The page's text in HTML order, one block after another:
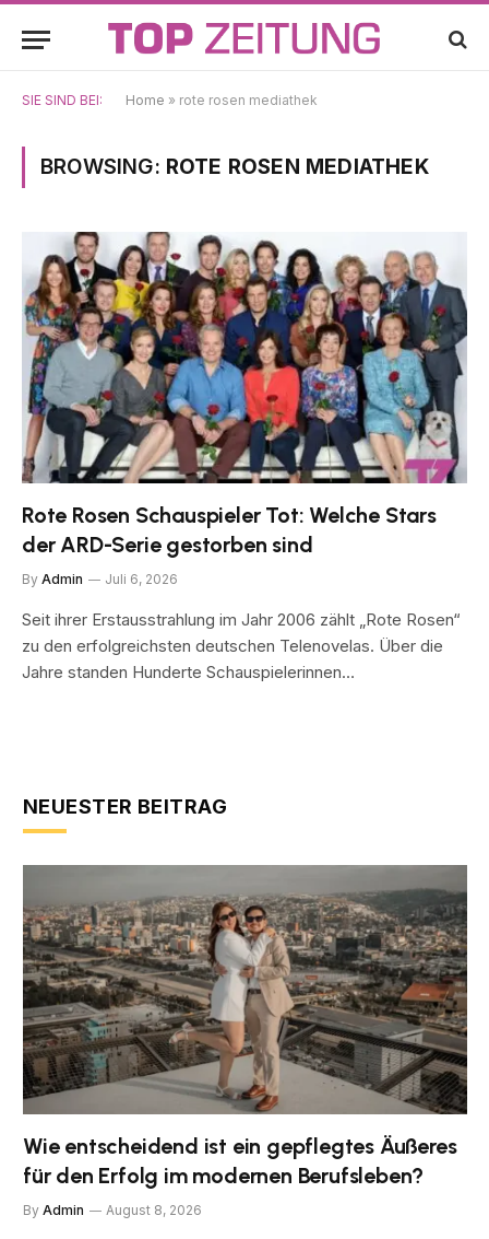
SIE SIND BEI: Home » rote rosen mediathek
BROWSING: ROTE ROSEN MEDIATHEK
Rote Rosen Schauspieler Tot: Welche Stars
der ARD-Serie gestorben sind
By Admin Juli 6, 2026
Seit ihrer Erstausstrahlung im Jahr 2006 zählt „Rote Rosen“
zu den erfolgreichsten deutschen Telenovelas. Über die
Jahre standen Hunderte Schauspielerinnen…
NEUESTER BEITRAG
Wie entscheidend ist ein gepflegtes Äußeres
für den Erfolg im modernen Berufsleben?
By Admin August 8, 2026